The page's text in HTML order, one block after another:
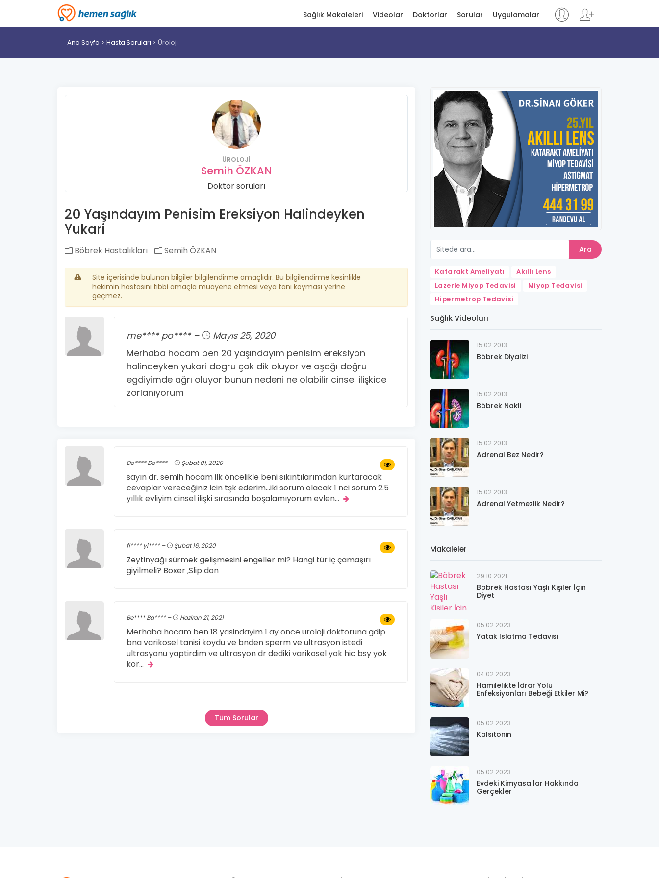
Sağlık Makaleleri Videolar Doktorlar Sorular Uygulamalar
Ana Sayfa Hasta Soruları Üroloji
ÜROLOJI
Semih ÖZKAN
Doktor soruları
20 Yaşındayım Penisim Ereksiyon Halindeyken
Yukari
Böbrek Hastalıkları Semih ÖZKAN
Site içerisinde bulunan bilgiler bilgilendirme amaçlıdır. Bu bilgilendirme kesinlikle
hekimin hastasını tıbbi amaçla muayene etmesi veya tanı koyması yerine
geçmez.
me**** po**** –
Mayıs 25, 2020
Merhaba hocam ben 20 yaşındayım penisim ereksiyon
halindeyken yukari dogru çok dik oluyor ve aşağı doğru
egdiyimde ağrı oluyor bunun nedeni ne olabilir cinsel ilişkide
zorlaniyorum
Do**** Do**** – Şubat 01, 2020
sayın dr. semih hocam ilk öncelikle beni sıkıntılarımdan kurtaracak
cevaplar vereceğiniz icin tşk ederim...iki sorum olacak 1 nci sorum 2.5
yıllık evliyim cinsel ilişki sırasında boşalamıyorum evlen...
fi**** yi**** – Şubat 16, 2020
Zeytinyağı sürmek gelişmesini engeller mi? Hangi tür iç çamaşırı
giyilmeli? Boxer ,Slip don
Be**** Ba**** – Haziran 21, 2021
Merhaba hocam ben 18 yasindayim 1 ay once uroloji doktoruna gdip
bna varikosel tanisi koydu ve bnden sperm ve ultrasyon istedi
ultrasyonu yaptirdim ve ultrasyon dr dediki varikosel yok hic bsy yok
kor...
Tüm Sorular
Ara
Katarakt Ameliyatı
Akıllı Lens
Lazerle Miyop Tedavisi
Miyop Tedavisi
Hipermetrop Tedavisi
Sağlık Videoları
15.02.2013
Böbrek Diyalizi
15.02.2013
Böbrek Nakli
15.02.2013
Adrenal Bez Nedir?
15.02.2013
Adrenal Yetmezlik Nedir?
Makaleler
29.10.2021
Böbrek Hastası Yaşlı Kişiler İçin
Diyet
05.02.2023
Yatak Islatma Tedavisi
04.02.2023
Hamilelikte İdrar Yolu
Enfeksiyonları Bebeği Etkiler Mi?
05.02.2023
Kalsitonin
05.02.2023
Evdeki Kimyasallar Hakkında
Gerçekler